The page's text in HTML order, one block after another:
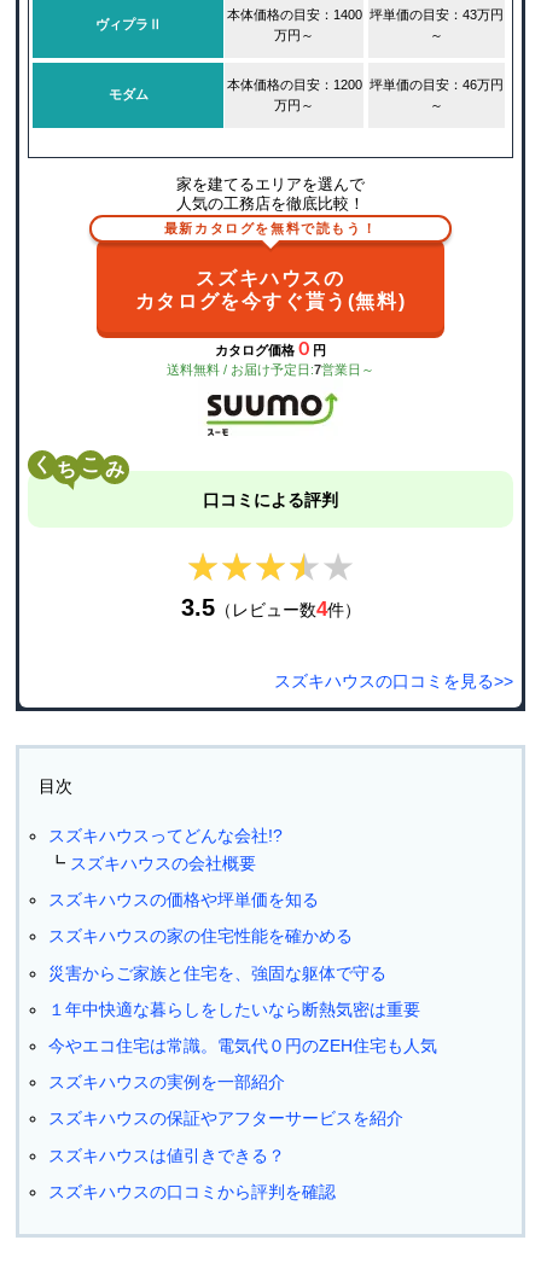
ヴィプラⅡ
本体価格の目安：1400
万円～
坪単価の目安：43万円
～
モダム
本体価格の目安：1200
万円～
坪単価の目安：46万円
～
家を建てるエリアを選んで
人気の工務店を徹底比較！
最新カタログを無料で読もう！
スズキハウスの
カタログを今すぐ貰う(無料)
カタログ価格 ０ 円
送料無料 / お届け予定日:7営業日～
く こ
口コミによる評判
★★★★★
★★★★★
3.5（レビュー数4件）
スズキハウスの口コミを見る>>
目次
スズキハウスってどんな会社!?
スズキハウスの会社概要
スズキハウスの価格や坪単価を知る
スズキハウスの家の住宅性能を確かめる
災害からご家族と住宅を、強固な躯体で守る
１年中快適な暮らしをしたいなら断熱気密は重要
今やエコ住宅は常識。電気代０円のZEH住宅も人気
スズキハウスの実例を一部紹介
スズキハウスの保証やアフターサービスを紹介
スズキハウスは値引きできる？
スズキハウスの口コミから評判を確認